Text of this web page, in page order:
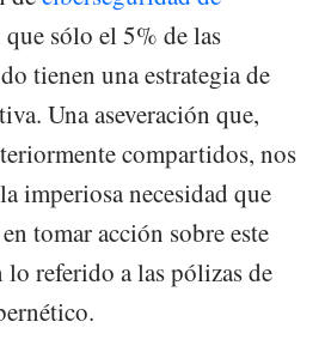
que sólo el 5% de las
tienen una estrategia de
Una aseveración que,
compartidos, nos
imperiosa necesidad que
tomar acción sobre este
lo referido a las pólizas de